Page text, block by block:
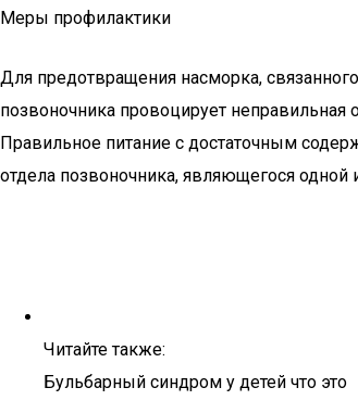
Меры профилактики
Для предотвращения насморка,
позвоночника провоцирует
Правильное питание с достаточным
отдела позвоночника, являющегося
Читайте также:
Бульбарный синдром у детей что это